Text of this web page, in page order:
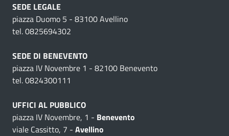
SEDE LEGALE
piazza Duomo 5 - 83100 Avellino
tel. 0825694302
SEDE DI BENEVENTO
piazza IV Novembre 1 - 82100 Benevento
tel. 0824300111
UFFICI AL PUBBLICO
piazza IV Novembre, 1 - Benevento
viale Cassitto, 7 - Avellino